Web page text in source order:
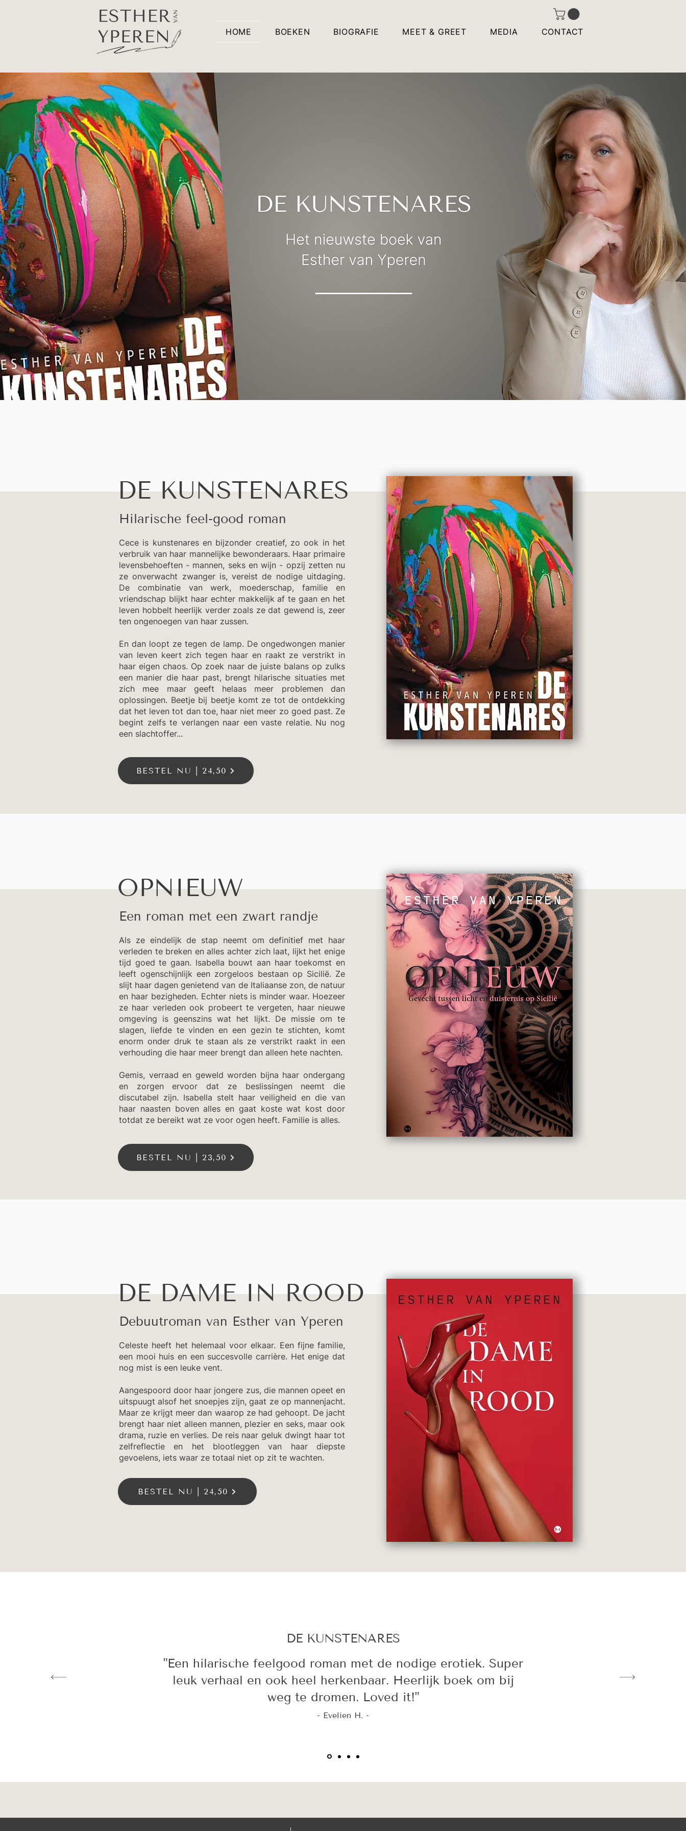
HOME BOEKEN BIOGRAFIE MEET & GREET MEDIA CONTACT
DE KUNSTENARES
Hilarische feel-good roman
Cece is kunstenares en bijzonder creatief, zo ook in het
verbruik van haar mannelijke bewonderaars. Haar primaire
levensbehoeften - mannen, seks en wijn - opzij zetten nu
ze onverwacht zwanger is, vereist de nodige uitdaging.
De combinatie van werk, moederschap, familie en
vriendschap blijkt haar echter makkelijk af te gaan en het
leven hobbelt heerlijk verder zoals ze dat gewend is, zeer
ten ongenoegen van haar zussen.
En dan loopt ze tegen de lamp. De ongedwongen manier
van leven keert zich tegen haar en raakt ze verstrikt in
haar eigen chaos. Op zoek naar de juiste balans op zulks
een manier die haar past, brengt hilarische situaties met
zich mee maar geeft helaas meer problemen dan
oplossingen. Beetje bij beetje komt ze tot de ontdekking
dat het leven tot dan toe, haar niet meer zo goed past. Ze
begint zelfs te verlangen naar een vaste relatie. Nu nog
een slachtoffer...
BESTEL NU | 24,50
OPNIEUW
Een roman met een zwart randje
Als ze eindelijk de stap neemt om definitief met haar
verleden te breken en alles achter zich laat, lijkt het enige
tijd goed te gaan. Isabella bouwt aan haar toekomst en
leeft ogenschijnlijk een zorgeloos bestaan op Sicilië. Ze
slijt haar dagen genietend van de Italiaanse zon, de natuur
en haar bezigheden. Echter niets is minder waar. Hoezeer
ze haar verleden ook probeert te vergeten, haar nieuwe
omgeving is geenszins wat het lijkt. De missie om te
slagen, liefde te vinden en een gezin te stichten, komt
enorm onder druk te staan als ze verstrikt raakt in een
verhouding die haar meer brengt dan alleen hete nachten.
Gemis, verraad en geweld worden bijna haar ondergang
en zorgen ervoor dat ze beslissingen neemt die
discutabel zijn. Isabella stelt haar veiligheid en die van
haar naasten boven alles en gaat koste wat kost door
totdat ze bereikt wat ze voor ogen heeft. Familie is alles.
BESTEL NU | 23,50
DE DAME IN ROOD
Debuutroman van Esther van Yperen
Celeste heeft het helemaal voor elkaar. Een fijne familie,
een mooi huis en een succesvolle carrière. Het enige dat
nog mist is een leuke vent.
Aangespoord door haar jongere zus, die mannen opeet en
uitspuugt alsof het snoepjes zijn, gaat ze op mannenjacht.
Maar ze krijgt meer dan waarop ze had gehoopt. De jacht
brengt haar niet alleen mannen, plezier en seks, maar ook
drama, ruzie en verlies. De reis naar geluk dwingt haar tot
zelfreflectie en het blootleggen van haar diepste
gevoelens, iets waar ze totaal niet op zit te wachten.
BESTEL NU | 24,50
DE KUNSTENARES
"Een hilarische feelgood roman met de nodige erotiek. Super
leuk verhaal en ook heel herkenbaar. Heerlijk boek om bij
weg te dromen. Loved it!"
- Evelien H. -